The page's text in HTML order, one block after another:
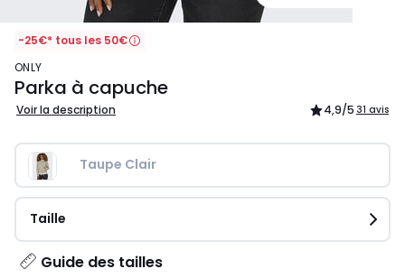
-25€* tous les 50€
ONLY
Parka à capuche
Voir la description 4,9/5 31 avis
Taupe Clair
Taille
Guide des tailles